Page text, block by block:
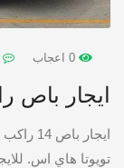
ايجار باص
تويوتا هاي اس.